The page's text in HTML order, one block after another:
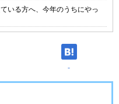
いる方へ、今年のうちにやっ
-